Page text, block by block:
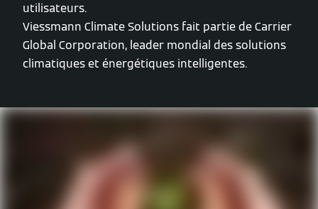
utilisateurs.
Viessmann Climate Solutions fait partie de Carrier
Global Corporation, leader mondial des solutions
climatiques et énergétiques intelligentes.